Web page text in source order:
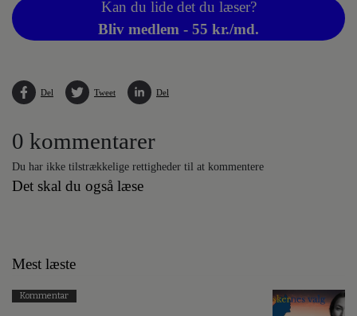
Kan du lide det du læser?
Bliv medlem - 55 kr./md.
Del Tweet Del
0 kommentarer
Du har ikke tilstrækkelige rettigheder til at kommentere
Det skal du også læse
Mest læste
Kommentar